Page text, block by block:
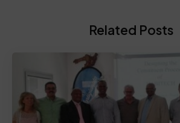
Related Posts